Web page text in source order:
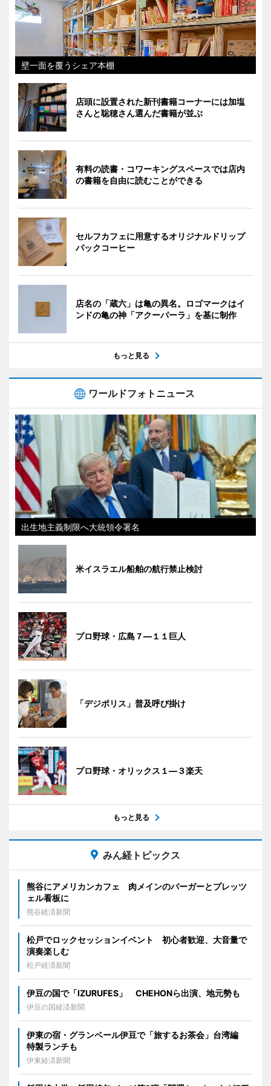
壁一面を覆うシェア本棚
店頭に設置された新刊書籍コーナーには加塩
さんと聡穂さん選んだ書籍が並ぶ
有料の読書・コワーキングスペースでは店内
の書籍を自由に読むことができる
セルフカフェに用意するオリジナルドリップ
パックコーヒー
店名の「蔵六」は亀の異名。ロゴマークはイ
ンドの亀の神「アクーパーラ」を基に制作
もっと見る
ワールドフォトニュース
出生地主義制限へ大統領令署名
米イスラエル船舶の航行禁止検討
プロ野球・広島７―１１巨人
「デジポリス」普及呼び掛け
プロ野球・オリックス１―３楽天
もっと見る
みん経トピックス
熊谷にアメリカンカフェ 肉メインのバーガーとプレッツ
ェル看板に
熊谷経済新聞
松戸でロックセッションイベント 初心者歓迎、大音量で
演奏楽しむ
松戸経済新聞
伊豆の国で「IZURUFES」 CHEHONら出演、地元勢も
伊豆の国経済新聞
伊東の宿・グランベール伊豆で「旅するお茶会」台湾編
特製ランチも
伊東経済新聞